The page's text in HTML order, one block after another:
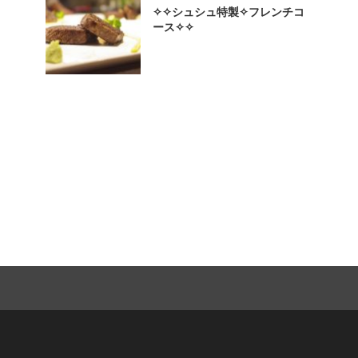
✧✧シュシュ特製✧フレンチコ
ース✧✧